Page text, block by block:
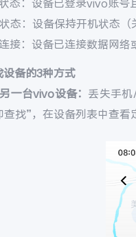
态：设备已登录vivo账号
态：设备保持开机状态（
接：设备已连接数据网络
设备的3种方式
一台vivo设备： 丢失手
查找”，在设备列表中查看